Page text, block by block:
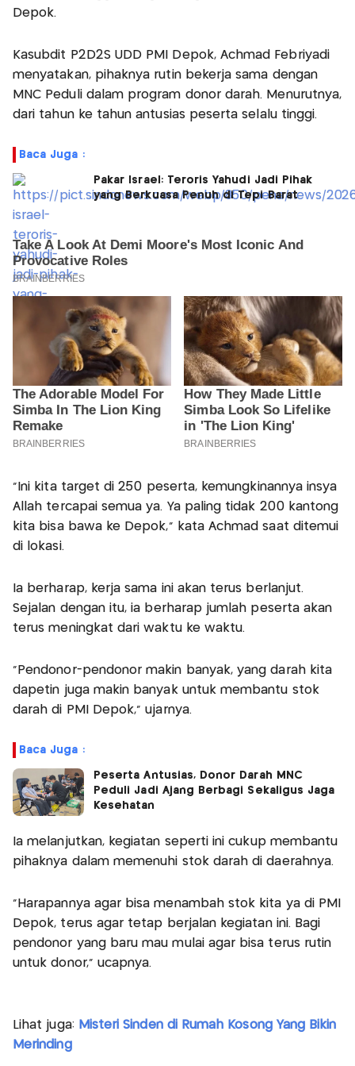
Depok.
Kasubdit P2D2S UDD PMI Depok, Achmad Febriyadi
menyatakan, pihaknya rutin bekerja sama dengan
MNC Peduli dalam program donor darah. Menurutnya,
dari tahun ke tahun antusias peserta selalu tinggi.
Baca Juga :
Pakar Israel: Teroris Yahudi Jadi Pihak
yang Berkuasa Penuh di Tepi Barat
"Ini kita target di 250 peserta, kemungkinannya insya
Allah tercapai semua ya. Ya paling tidak 200 kantong
kita bisa bawa ke Depok," kata Achmad saat ditemui
di lokasi.
Ia berharap, kerja sama ini akan terus berlanjut.
Sejalan dengan itu, ia berharap jumlah peserta akan
terus meningkat dari waktu ke waktu.
"Pendonor-pendonor makin banyak, yang darah kita
dapetin juga makin banyak untuk membantu stok
darah di PMI Depok," ujarnya.
Baca Juga :
Peserta Antusias, Donor Darah MNC
Peduli Jadi Ajang Berbagi Sekaligus Jaga
Kesehatan
Ia melanjutkan, kegiatan seperti ini cukup membantu
pihaknya dalam memenuhi stok darah di daerahnya.
"Harapannya agar bisa menambah stok kita ya di PMI
Depok, terus agar tetap berjalan kegiatan ini. Bagi
pendonor yang baru mau mulai agar bisa terus rutin
untuk donor," ucapnya.
Lihat juga: Misteri Sinden di Rumah Kosong Yang Bikin
Merinding